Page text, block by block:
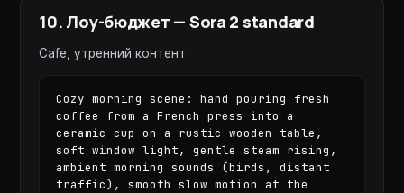
10. Лоу-бюджет — Sora 2 standard
Cafe, утренний контент
Cozy morning scene: hand pouring fresh
coffee from a French press into a
ceramic cup on a rustic wooden table,
soft window light, gentle steam rising,
ambient morning sounds (birds, distant
traffic), smooth slow motion at the